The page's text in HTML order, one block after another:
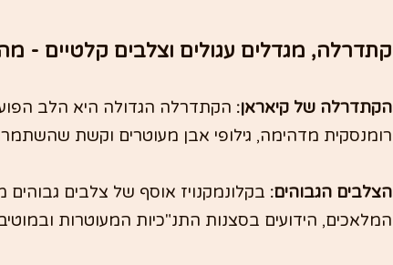
קתדרלה, מגדלים עגולים וצלבים קלטיים -
הקתדרלה של קיאראן: הקתדרלה הגדולה היא הלב
רומנסקית מדהימה, גילופי אבן מעוטרים וקשת
הצלבים הגבוהים: בקלונמקנויז אוסף של צלבים
המלאכים, הידועים בסצנות התנ"כיות המעוטרות